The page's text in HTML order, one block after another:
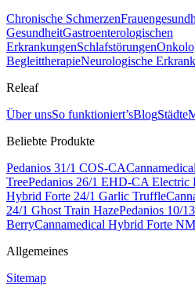
Chronische Schmerzen
GesundheitGastroenterologischen
ErkrankungenSchlafstörungen
BegleittherapieNeurologische
Releaf
Über unsSo funktioniert’sBlogStädte
Beliebte Produkte
Pedanios 31/1 COS-CA
TreePedanios 26/1 EHD-CA Electric
Hybrid Forte 24/1 Garlic Truffle
24/1 Ghost Train HazePedanios 10/
BerryCannamedical Hybrid Forte
Allgemeines
Sitemap